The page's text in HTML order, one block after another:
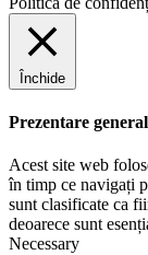
Închide
Prezentare
Acest site web
în timp ce navigați
sunt clasificate ca
deoarece sunt
Necessary